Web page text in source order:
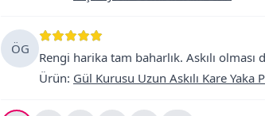
ÖG
Rengi harika tam baharlık. Askılı olması
Ürün: Gül Kurusu Uzun Askılı Kare Yaka